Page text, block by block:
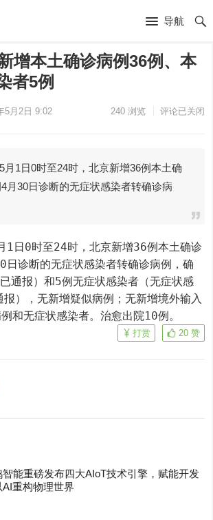
导航
增本土确诊病例36例、本
者5例
5月2日 9:02 240浏览 评论已关闭
月1日0时至24时，北京新增36例本土确
月30日诊断的无症状感染者转确诊病
1日0时至24时，北京新增36例本土确诊
日诊断的无症状感染者转确诊病例，确
通报）和5例无症状感染者（无症状感
），无新增疑似病例；无新增境外输入
和无症状感染者。治愈出院10例。
20 赞
打赏
智能重磅发布四大AIoT技术引擎，赋能开发
AI重构物理世界